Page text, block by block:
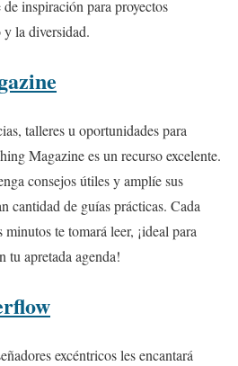
inspiración para proyectos
la diversidad.
talleres u oportunidades para
Magazine es un recurso excelente.
consejos útiles y amplíe sus
cantidad de guías prácticas. Cada
te tomará leer, ¡ideal para
tu apretada agenda!
excéntricos les encantará